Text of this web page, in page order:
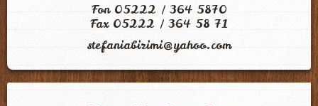
Fon 05222 / 364 5870
Fax 05222 / 364 58 71
stefaniabizimi@yahoo.com